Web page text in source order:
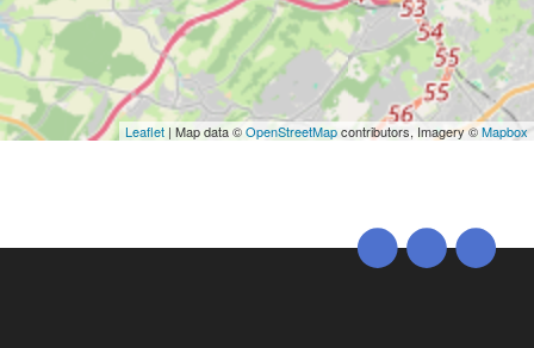
Leaflet | Map data ©OpenStreetMapcontributors, Imagery ©Mapbox